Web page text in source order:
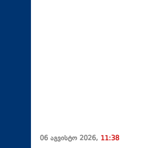
06 აგვისტო 2026, 11:38